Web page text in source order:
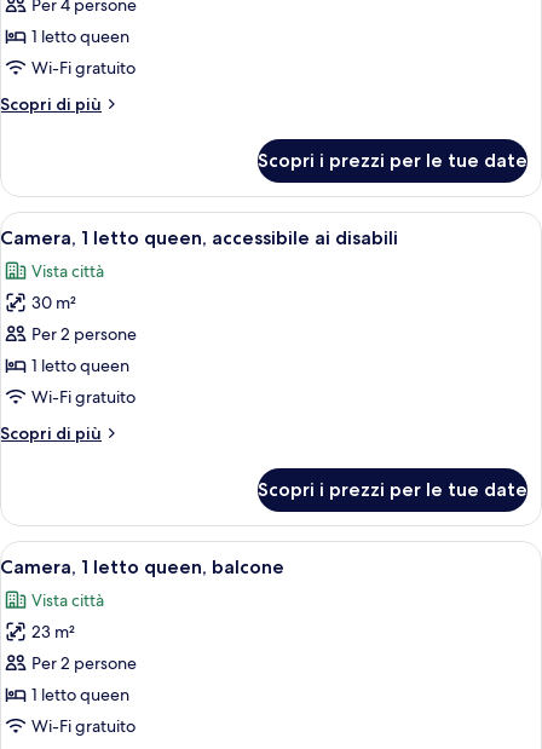
per
Camera
familiare,
letto
Per 4 persone
1 letto queen
Wi-Fi gratuito
Scopri di più
Altri
familiare,
letto
Scopri i prezzi per le tue date
Apri
tutte
le
foto
per
Camera,
1
queen,
disabili
Camera d'albergo con un letto, una
7
Camera, 1 letto queen, accessibile ai disabili
Vista città
30 m²
Per 2 persone
1 letto queen
Wi-Fi gratuito
Scopri di più
Altri
1
letto
queen,
ai
disabili
Scopri i prezzi per le tue date
Apri
tutte
le
foto
per
Camera,
1
Una camera d'albergo con un letto,
5
Camera, 1 letto queen, balcone
Vista città
23 m²
Per 2 persone
1 letto queen
Wi-Fi gratuito